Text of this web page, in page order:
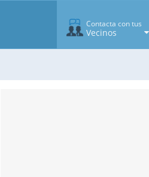
Contacta con tus
Vecinos